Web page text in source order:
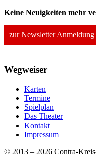
Keine Neuigkeiten mehr
zur Newsletter Anmeldung
Wegweiser
Karten
Termine
Spielplan
Das Theater
Kontakt
Impressum
© 2013 – 2026 Contra-